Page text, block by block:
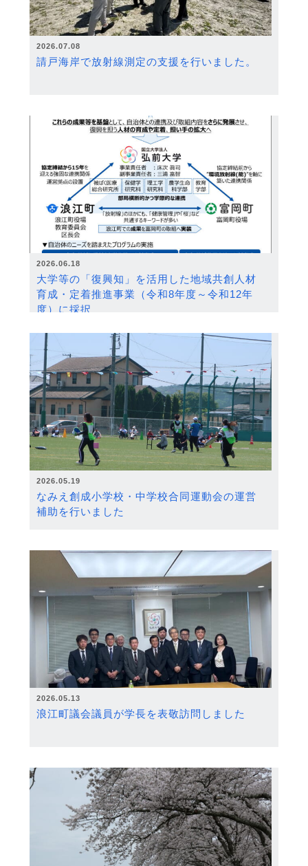
2026.07.08
請戸海岸で放射線測定の支援を行いました。
2026.06.18
大学等の「復興知」を活用した地域共創人材
育成・定着推進事業（令和8年度～令和12年
度）に採択
2026.05.19
なみえ創成小学校・中学校合同運動会の運営
補助を行いました
2026.05.13
浪江町議会議員が学長を表敬訪問しました